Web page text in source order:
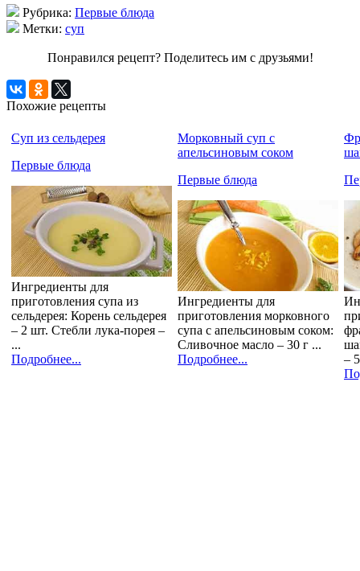
Рубрика: Первые блюда
Метки: суп
Понравился рецепт? Поделитесь им с друзьями!
Похожие рецепты
Суп из сельдерея
Первые блюда
Ингредиенты для
приготовления супа из
сельдерея: Корень сельдерея
– 2 шт. Стебли лука-порея –
...
Подробнее...
Морковный суп с
апельсиновым соком
Первые блюда
Ингредиенты для
приготовления морковного
супа с апельсиновым соком:
Сливочное масло – 30 г ...
Подробнее...
–